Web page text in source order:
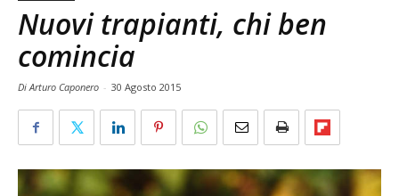
Nuovi trapianti, chi ben
comincia
Di Arturo Caponero - 30 Agosto 2015